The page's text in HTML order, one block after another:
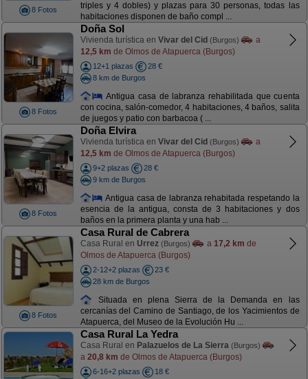
8 Fotos
triples y 4 dobles) y plazas para 30 personas, todas las
habitaciones disponen de baño compl ...
8 Fotos
Doña Sol
Vivienda turística en Vivar del Cid (Burgos)
a
12,5 km de Olmos de Atapuerca (Burgos)
12+1 plazas
28 €
8 km de Burgos
Antigua casa de labranza rehabilitada que cuenta
con cocina, salón-comedor, 4 habitaciones, 4 baños, salita
de juegos y patio con barbacoa ( ...
8 Fotos
Doña Elvira
Vivienda turística en Vivar del Cid (Burgos)
a
12,5 km de Olmos de Atapuerca (Burgos)
9+2 plazas
28 €
9 km de Burgos
Antigua casa de labranza rehabitada respetando la
esencia de la antigua, consta de 3 habitaciones y dos
baños en la primera planta y una hab ...
8 Fotos
Casa Rural de Cabrera
Casa Rural en Urrez (Burgos) a 17,2 km de
Olmos de Atapuerca (Burgos)
2-12+2 plazas
23 €
28 km de Burgos
Situada en plena Sierra de la Demanda en las
cercanías del Camino de Santiago, de los Yacimientos de
Atapuerca, del Museo de la Evolución Hu ...
Casa Rural La Yedra
Casa Rural en Palazuelos de La Sierra (Burgos)
a 20,8 km de Olmos de Atapuerca (Burgos)
6-16+2 plazas
18 €